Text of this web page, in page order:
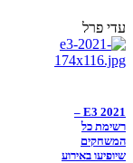
עדי פרל
E3 2021 –
רשימת כל
המשחקים
שיופיעו באירוע